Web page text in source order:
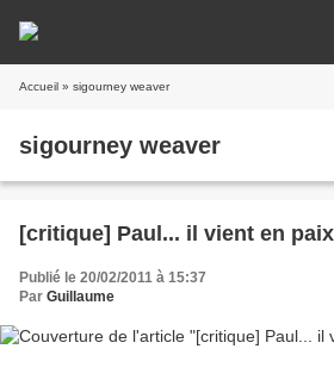
Accueil » sigourney weaver
sigourney weaver
[critique] Paul... il vient en
Publié le 20/02/2011 à 15:37
Par Guillaume